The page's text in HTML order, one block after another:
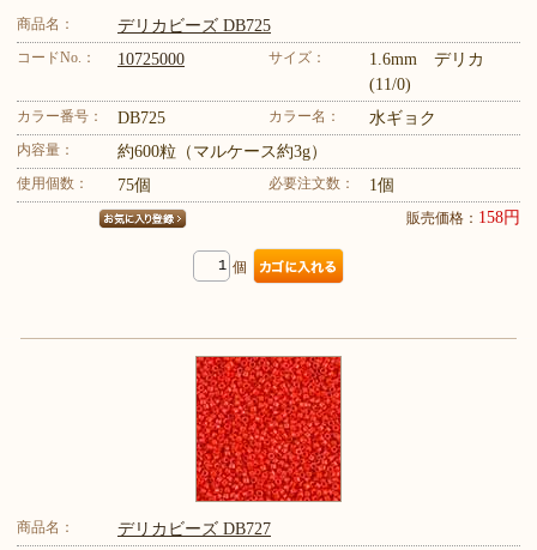
商品名： デリカビーズ DB725
コードNo.： 10725000 サイズ：
1.6mm デリカ
(11/0)
カラー番号： DB725 カラー名： 水ギョク
内容量： 約600粒（マルケース約3g）
使用個数： 75個 必要注文数： 1個
販売価格： 158円
個
商品名： デリカビーズ DB727